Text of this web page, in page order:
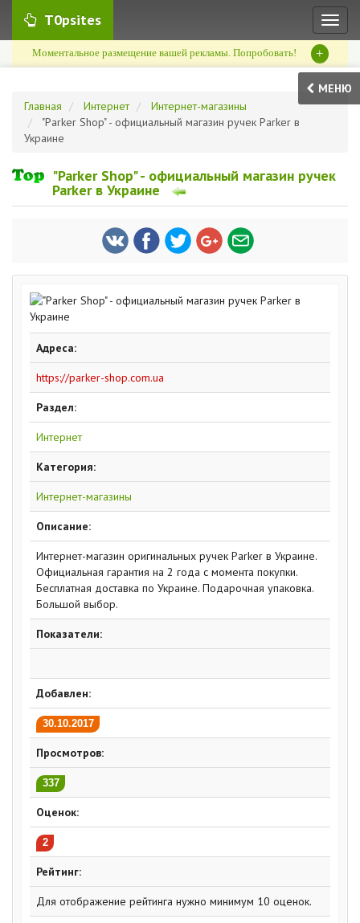
T0psites
Моментальное размещение вашей рекламы. Попробовать! +
МЕНЮ
Главная
Интернет
Интернет-магазины
"Parker Shop" - официальный магазин ручек Parker в
Украине
"Parker Shop" - официальный магазин ручек
Parker в Украине
Адреса:
https://parker-shop.com.ua
Раздел:
Интернет
Категория:
Интернет-магазины
Описание:
Интернет-магазин оригинальных ручек Parker в Украине.
Официальная гарантия на 2 года с момента покупки.
Бесплатная доставка по Украине. Подарочная упаковка.
Большой выбор.
Показатели:
Добавлен:
30.10.2017
Просмотров:
337
Оценок:
2
Рейтинг:
Для отображение рейтинга нужно минимум 10 оценок.